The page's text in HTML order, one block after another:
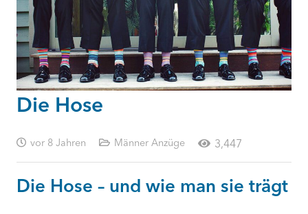
Die Hose
vor 8 Jahren Männer Anzüge 3,447
Die Hose – und wie man sie trägt